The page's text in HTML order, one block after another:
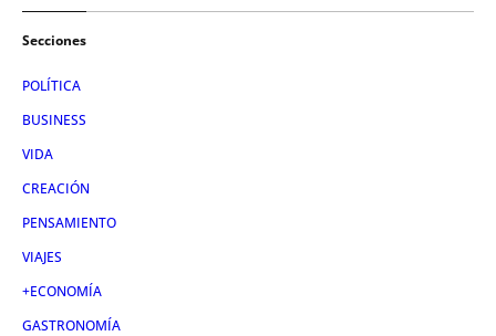
Secciones
POLÍTICA
BUSINESS
VIDA
CREACIÓN
PENSAMIENTO
VIAJES
+ECONOMÍA
GASTRONOMÍA